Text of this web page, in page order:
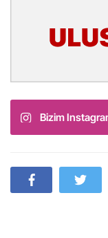
Bizim